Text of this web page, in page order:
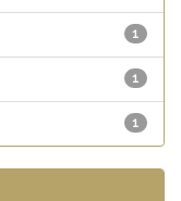
1
1
1